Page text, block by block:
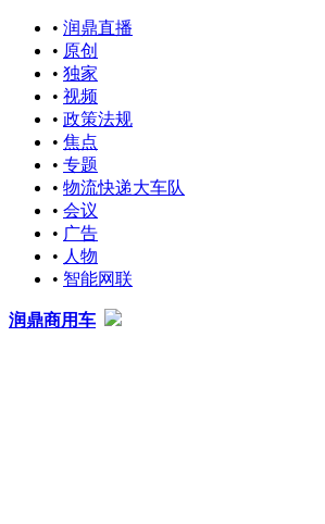
• 润鼎直播
• 原创
• 独家
• 视频
• 政策法规
• 焦点
• 专题
• 物流快递大车队
• 会议
• 广告
• 人物
• 智能网联
润鼎商用车